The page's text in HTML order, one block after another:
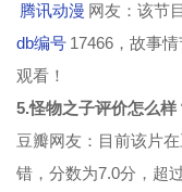
腾讯动漫 网友：该节
db编号 17466，故事
观看！
5.怪物之子评价怎么样
豆瓣网友：目前该片
错，分数为7.0分，超